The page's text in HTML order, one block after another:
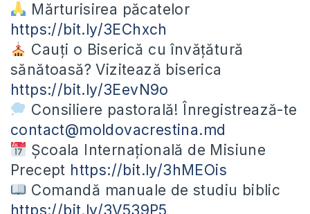
Mărturisirea păcatelor
https://bit.ly/3EChxch
Cauți o Biserică cu învățătură
sănătoasă? Vizitează biserica
https://bit.ly/3EevN9o
Consiliere pastorală! Înregistrează-te
contact@moldovacrestina.md
Școala Internațională de Misiune
Precept https://bit.ly/3hMEOis
Comandă manuale de studiu biblic
https://bit.ly/3V539P5